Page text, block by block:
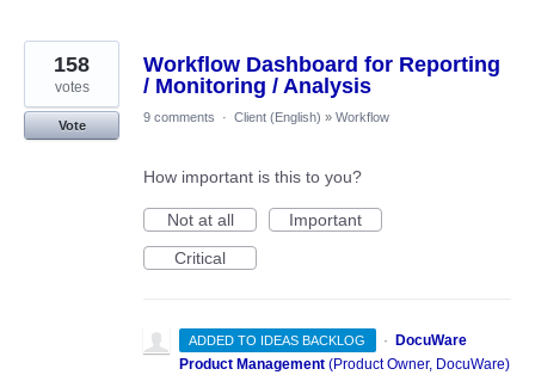
Workflow Dashboard for Reporting
/ Monitoring / Analysis
158
votes
Vote
9 comments · Client (English) » Workflow
How important is this to you?
Not at all
Important
Critical
ADDED TO IDEAS BACKLOG ·
DocuWare
Product Management (Product Owner, DocuWare)